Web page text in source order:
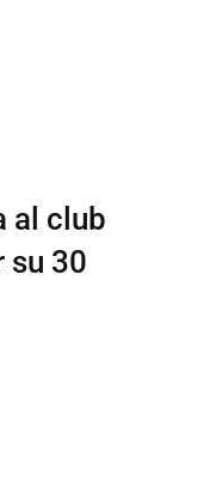
al club
su 30